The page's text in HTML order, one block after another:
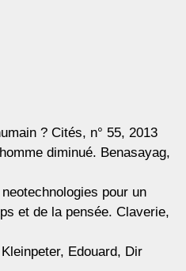
? Cités, n° 55, 2013
diminué. Benasayag,
neotechnologies pour un
et de la pensée. Claverie,
Edouard, Dir